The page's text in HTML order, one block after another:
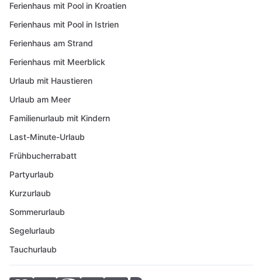
Ferienhaus mit Pool in Kroatien
Ferienhaus mit Pool in Istrien
Ferienhaus am Strand
Ferienhaus mit Meerblick
Urlaub mit Haustieren
Urlaub am Meer
Familienurlaub mit Kindern
Last-Minute-Urlaub
Frühbucherrabatt
Partyurlaub
Kurzurlaub
Sommerurlaub
Segelurlaub
Tauchurlaub